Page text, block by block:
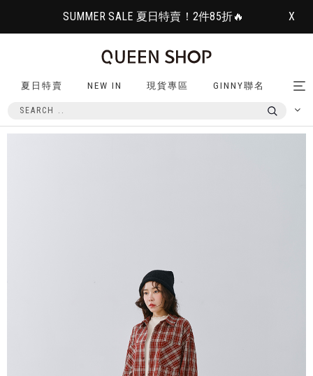
SUMMER SALE 夏日特賣！2件85折🔥 X
夏日特賣 NEW IN 現貨專區 GINNY聯名